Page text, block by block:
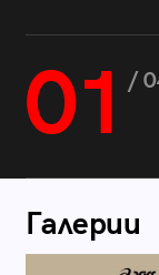
01 /
Галерии